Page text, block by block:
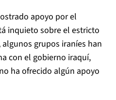
apoyo por el
inquieto sobre el estricto
grupos iraníes han
con el gobierno iraquí,
ha ofrecido algún apoyo